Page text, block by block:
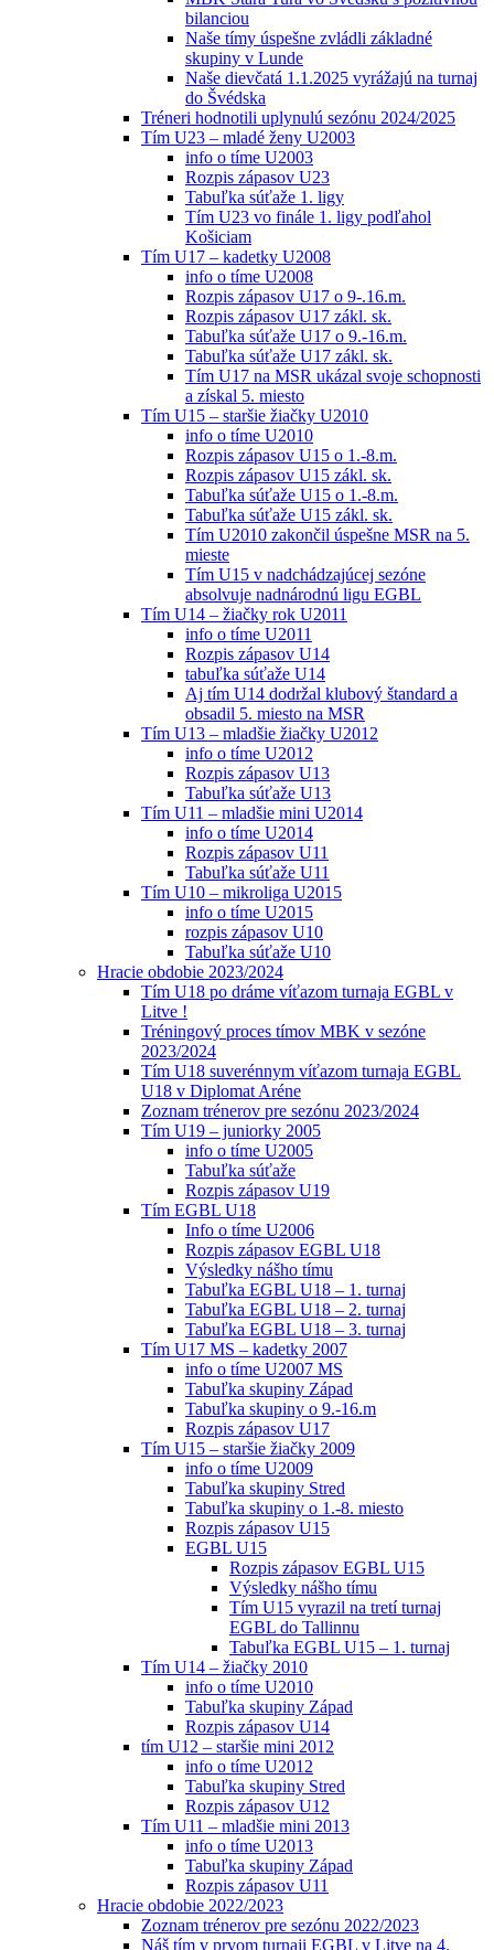
bilanciou
Naše tímy úspešne zvládli základné
skupiny v Lunde
Naše dievčatá 1.1.2025 vyrážajú na turnaj
do Švédska
Tréneri hodnotili uplynulú sezónu 2024/2025
Tím U23 – mladé ženy U2003
info o tíme U2003
Rozpis zápasov U23
Tabuľka súťaže 1. ligy
Tím U23 vo finále 1. ligy podľahol
Košiciam
Tím U17 – kadetky U2008
info o tíme U2008
Rozpis zápasov U17 o 9-.16.m.
Rozpis zápasov U17 zákl. sk.
Tabuľka súťaže U17 o 9.-16.m.
Tabuľka súťaže U17 zákl. sk.
Tím U17 na MSR ukázal svoje schopnosti
a získal 5. miesto
Tím U15 – staršie žiačky U2010
info o tíme U2010
Rozpis zápasov U15 o 1.-8.m.
Rozpis zápasov U15 zákl. sk.
Tabuľka súťaže U15 o 1.-8.m.
Tabuľka súťaže U15 zákl. sk.
Tím U2010 zakončil úspešne MSR na 5.
mieste
Tím U15 v nadchádzajúcej sezóne
absolvuje nadnárodnú ligu EGBL
Tím U14 – žiačky rok U2011
info o tíme U2011
Rozpis zápasov U14
tabuľka súťaže U14
Aj tím U14 dodržal klubový štandard a
obsadil 5. miesto na MSR
Tím U13 – mladšie žiačky U2012
info o tíme U2012
Rozpis zápasov U13
Tabuľka súťaže U13
Tím U11 – mladšie mini U2014
info o tíme U2014
Rozpis zápasov U11
Tabuľka súťaže U11
Tím U10 – mikroliga U2015
info o tíme U2015
rozpis zápasov U10
Tabuľka súťaže U10
Hracie obdobie 2023/2024
Tím U18 po dráme víťazom turnaja EGBL v
Litve !
Tréningový proces tímov MBK v sezóne
2023/2024
Tím U18 suverénnym víťazom turnaja EGBL
U18 v Diplomat Aréne
Zoznam trénerov pre sezónu 2023/2024
Tím U19 – juniorky 2005
info o tíme U2005
Tabuľka súťaže
Rozpis zápasov U19
Tím EGBL U18
Info o tíme U2006
Rozpis zápasov EGBL U18
Výsledky nášho tímu
Tabuľka EGBL U18 – 1. turnaj
Tabuľka EGBL U18 – 2. turnaj
Tabuľka EGBL U18 – 3. turnaj
Tím U17 MS – kadetky 2007
info o tíme U2007 MS
Tabuľka skupiny Západ
Tabuľka skupiny o 9.-16.m
Rozpis zápasov U17
Tím U15 – staršie žiačky 2009
info o tíme U2009
Tabuľka skupiny Stred
Tabuľka skupiny o 1.-8. miesto
Rozpis zápasov U15
EGBL U15
Rozpis zápasov EGBL U15
Výsledky nášho tímu
Tím U15 vyrazil na tretí turnaj
EGBL do Tallinnu
Tabuľka EGBL U15 – 1. turnaj
Tím U14 – žiačky 2010
info o tíme U2010
Tabuľka skupiny Západ
Rozpis zápasov U14
tím U12 – staršie mini 2012
info o tíme U2012
Tabuľka skupiny Stred
Rozpis zápasov U12
Tím U11 – mladšie mini 2013
info o tíme U2013
Tabuľka skupiny Západ
Rozpis zápasov U11
Hracie obdobie 2022/2023
Zoznam trénerov pre sezónu 2022/2023
Náš tím v prvom turnaji EGBL v Litve na 4.